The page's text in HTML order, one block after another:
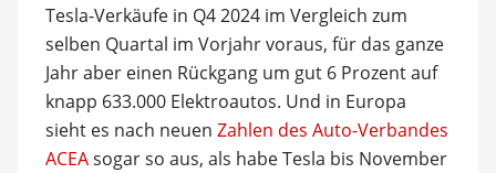
Tesla-Verkäufe in Q4 2024 im Vergleich zum
selben Quartal im Vorjahr voraus, für das ganze
Jahr aber einen Rückgang um gut 6 Prozent auf
knapp 633.000 Elektroautos. Und in Europa
sieht es nach neuen Zahlen des Auto-Verbandes
ACEAsogar so aus, als habe Tesla bis November